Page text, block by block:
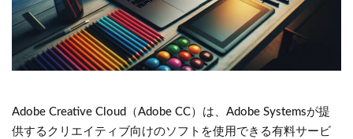
Adobe Creative Cloud（Adobe CC）は、Adobe Systemsが提
供するクリエイティブ向けのソフトを使用できる有料サービ